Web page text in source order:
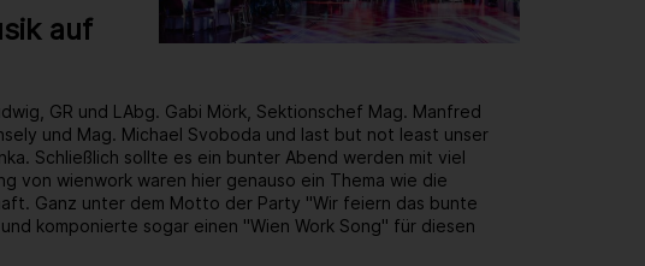
auf
GR und LAbg. Gabi Mörk, Sektionschef Mag. Manfred
und Mag. Michael Svoboda und last but not least unser
Schließlich sollte es ein bunter Abend werden mit viel
von wienwork waren hier genauso ein Thema wie die
Ganz unter dem Motto der Party "Wir feiern das bunte
komponierte sogar einen "Wien Work Song" für diesen